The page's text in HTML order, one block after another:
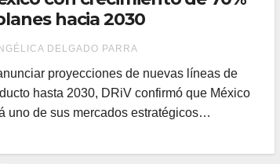
hacia 2030
DELGADO PARRA
proyecciones de nuevas líneas de
hasta 2030, DRiV confirmó que México
uno de sus mercados estratégicos…